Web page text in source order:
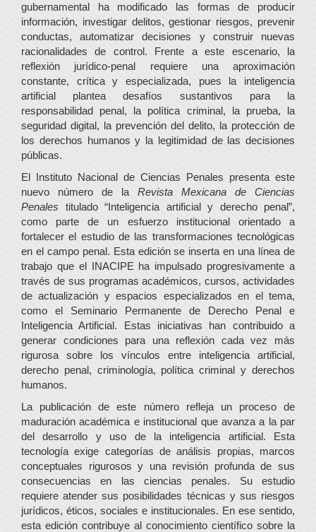
gubernamental ha modificado las formas de producir
información, investigar delitos, gestionar riesgos, prevenir
conductas, automatizar decisiones y construir nuevas
racionalidades de control. Frente a este escenario, la
reflexión jurídico-penal requiere una aproximación
constante, crítica y especializada, pues la inteligencia
artificial plantea desafíos sustantivos para la
responsabilidad penal, la política criminal, la prueba, la
seguridad digital, la prevención del delito, la protección de
los derechos humanos y la legitimidad de las decisiones
públicas.
El Instituto Nacional de Ciencias Penales presenta este
nuevo número de la Revista Mexicana de Ciencias
Penales titulado “Inteligencia artificial y derecho penal”,
como parte de un esfuerzo institucional orientado a
fortalecer el estudio de las transformaciones tecnológicas
en el campo penal. Esta edición se inserta en una línea de
trabajo que el INACIPE ha impulsado progresivamente a
través de sus programas académicos, cursos, actividades
de actualización y espacios especializados en el tema,
como el Seminario Permanente de Derecho Penal e
Inteligencia Artificial. Estas iniciativas han contribuido a
generar condiciones para una reflexión cada vez más
rigurosa sobre los vínculos entre inteligencia artificial,
derecho penal, criminología, política criminal y derechos
humanos.
La publicación de este número refleja un proceso de
maduración académica e institucional que avanza a la par
del desarrollo y uso de la inteligencia artificial. Esta
tecnología exige categorías de análisis propias, marcos
conceptuales rigurosos y una revisión profunda de sus
consecuencias en las ciencias penales. Su estudio
requiere atender sus posibilidades técnicas y sus riesgos
jurídicos, éticos, sociales e institucionales. En ese sentido,
esta edición contribuye al conocimiento científico sobre la